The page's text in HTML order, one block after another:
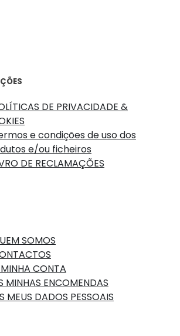
DE PRIVACIDADE &
e condições de uso dos
e/ou ficheiros
DE RECLAMAÇÕES
SOMOS
CONTA
MINHAS ENCOMENDAS
MEUS DADOS PESSOAIS